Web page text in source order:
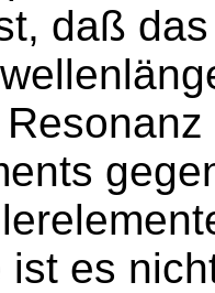
daß
ist es